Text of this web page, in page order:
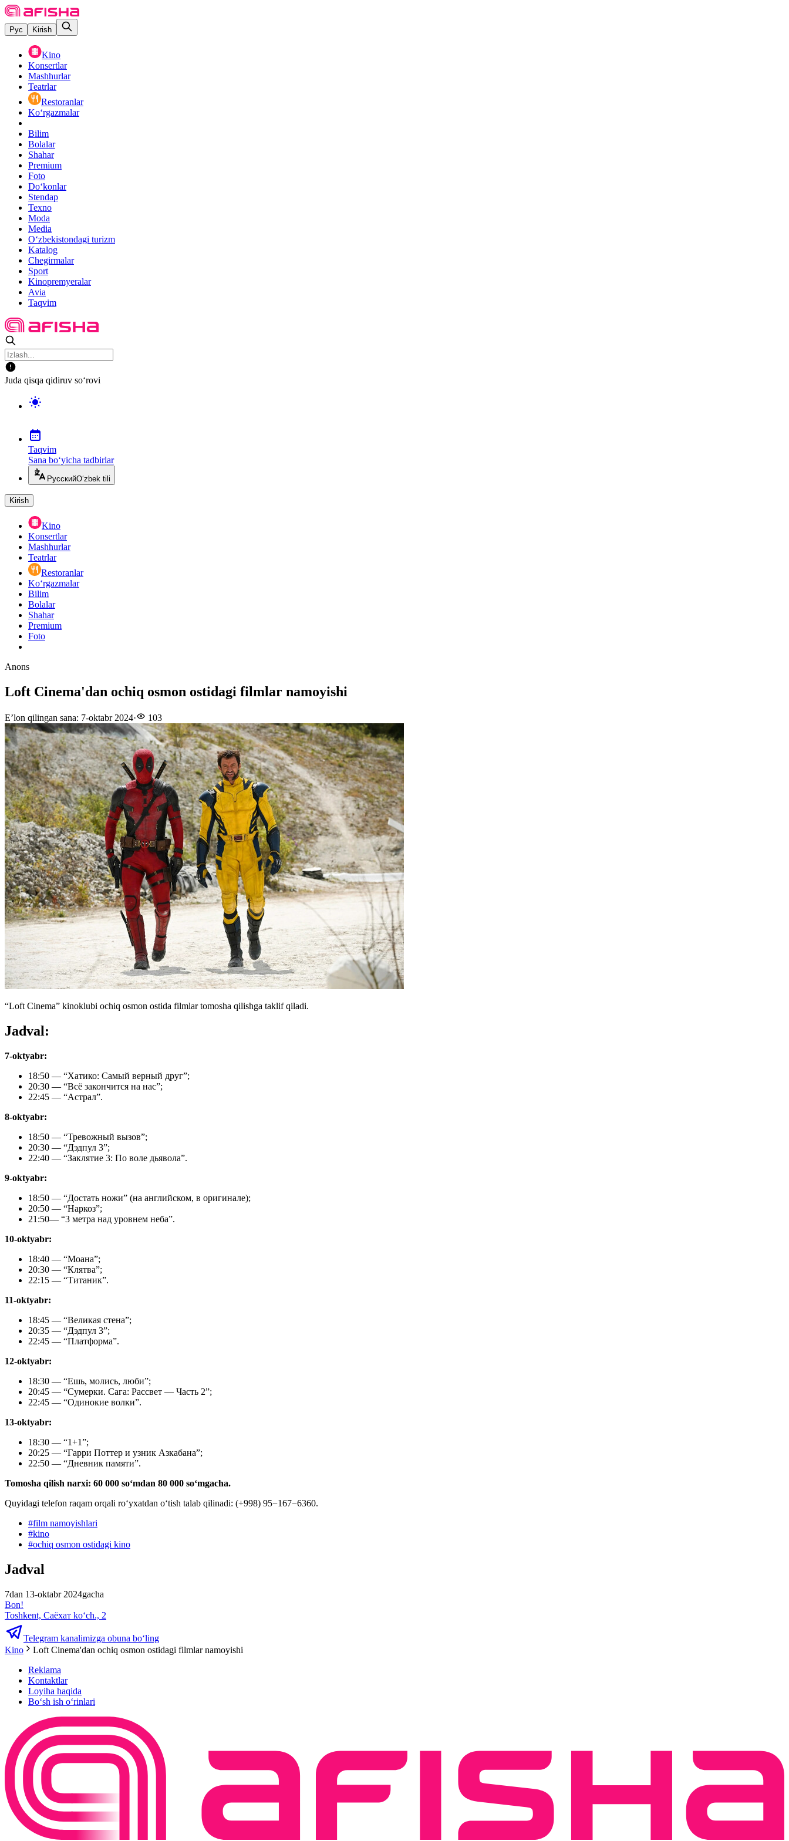
Рус Kirish
Kino
Konsertlar
Mashhurlar
Teatrlar
Restoranlar
Ko‘rgazmalar
Bilim
Bolalar
Shahar
Premium
Foto
Do‘konlar
Stendap
Texno
Moda
Media
O‘zbekistondagi turizm
Katalog
Chegirmalar
Sport
Kinopremyeralar
Avia
Taqvim
Juda qisqa qidiruv so‘rovi
Taqvim
Sana bo‘yicha tadbirlar
РусскийO‘zbek tili
Kirish
Kino
Konsertlar
Mashhurlar
Teatrlar
Restoranlar
Ko‘rgazmalar
Bilim
Bolalar
Shahar
Premium
Foto
Anons
Loft Cinema'dan ochiq osmon ostidagi filmlar namoyishi
E’lon qilingan sana: 7-oktabr 2024· 103
“Loft Cinema” kinoklubi ochiq osmon ostida filmlar tomosha qilishga taklif qiladi.
Jadval:
7-oktyabr:
18:50 — “Хатико: Самый верный друг”;
20:30 — “Всё закончится на нас”;
22:45 — “Астрал”.
8-oktyabr:
18:50 — “Тревожный вызов”;
20:30 — “Дэдпул 3”;
22:40 — “Заклятие 3: По воле дьявола”.
9-oktyabr:
18:50 — “Достать ножи” (на английском, в оригинале);
20:50 — “Наркоз”;
21:50— “3 метра над уровнем неба”.
10-oktyabr:
18:40 — “Моана”;
20:30 — “Клятва”;
22:15 — “Титаник”.
11-oktyabr:
18:45 — “Великая стена”;
20:35 — “Дэдпул 3”;
22:45 — “Платформа”.
12-oktyabr:
18:30 — “Ешь, молись, люби”;
20:45 — “Сумерки. Сага: Рассвет — Часть 2”;
22:45 — “Одинокие волки”.
13-oktyabr:
18:30 — “1+1”;
20:25 — “Гарри Поттер и узник Азкабана”;
22:50 — “Дневник памяти”.
Tomosha qilish narxi: 60 000 soʻmdan 80 000 soʻmgacha.
Quyidagi telefon raqam orqali roʻyxatdan oʻtish talab qilinadi: (+998) 95−167−6360.
#film namoyishlari
#kino
#ochiq osmon ostidagi kino
Jadval
7dan 13-oktabr 2024gacha
Bon!
Toshkent, Саёхат ko‘ch., 2
Telegram kanalimizga obuna bo‘ling
Kino
Loft Cinema'dan ochiq osmon ostidagi filmlar namoyishi
Reklama
Kontaktlar
Loyiha haqida
Bo‘sh ish o‘rinlari